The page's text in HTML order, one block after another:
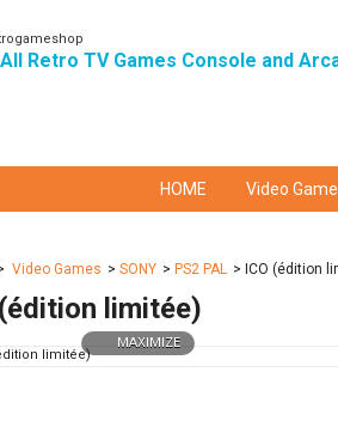
All Retro TV Games Console and
HOME Video
Video Games > SONY > PS2 PAL > ICO (édition
limitée)
MAXIMIZE